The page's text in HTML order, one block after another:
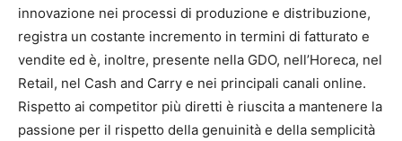
innovazione nei processi di produzione e distribuzione,
registra un costante incremento in termini di fatturato e
vendite ed è, inoltre, presente nella GDO, nell’Horeca, nel
Retail, nel Cash and Carry e nei principali canali online.
Rispetto ai competitor più diretti è riuscita a mantenere la
passione per il rispetto della genuinità e della semplicità